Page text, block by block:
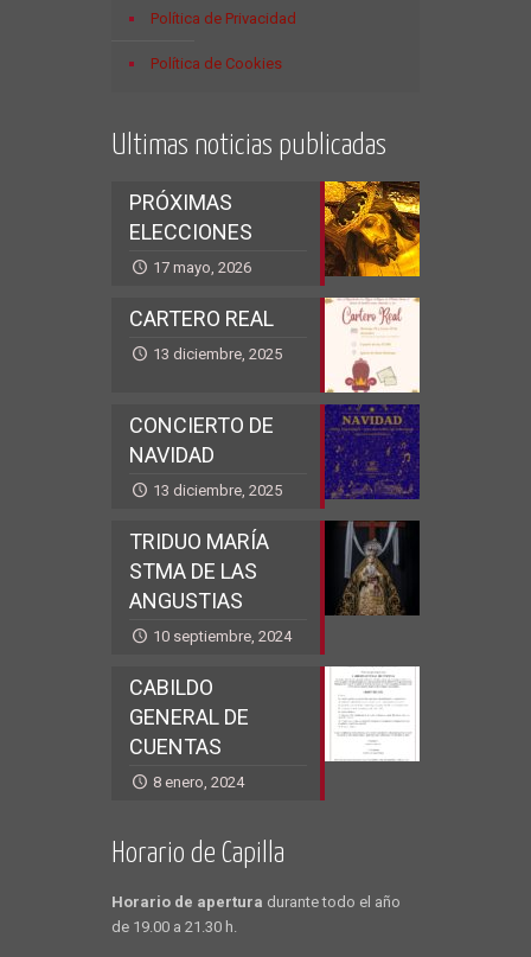
Política de Privacidad
Política de Cookies
Ultimas noticias publicadas
PRÓXIMAS
ELECCIONES
17 mayo, 2026
CARTERO REAL
13 diciembre, 2025
CONCIERTO DE
NAVIDAD
13 diciembre, 2025
TRIDUO MARÍA
STMA DE LAS
ANGUSTIAS
10 septiembre, 2024
CABILDO
GENERAL DE
CUENTAS
8 enero, 2024
Horario de Capilla
Horario de apertura durante todo el año
de 19.00 a 21.30 h.